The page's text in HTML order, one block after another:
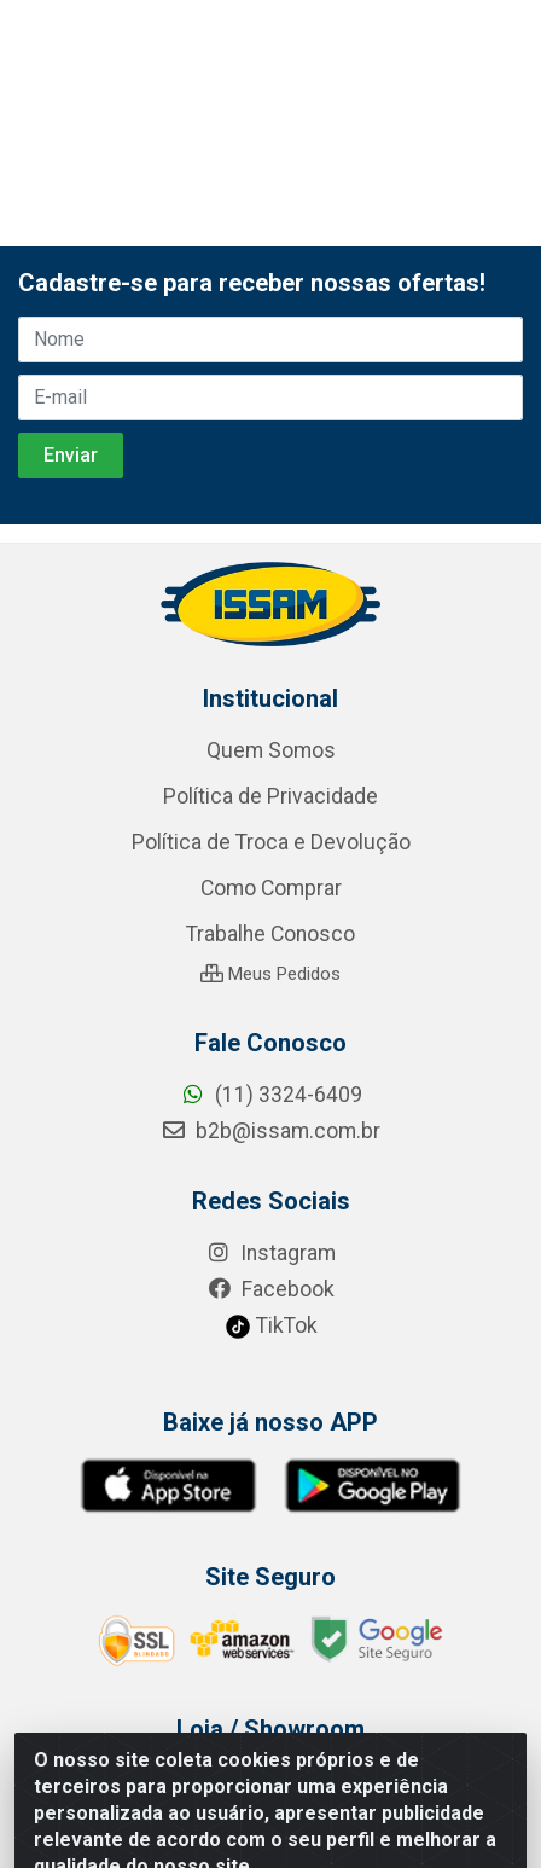
O nosso site coleta cookies próprios e de
terceiros para proporcionar uma experiência
personalizada ao usuário, apresentar publicidade
relevante de acordo com o seu perfil e melhorar a
Cadastre-se para receber nossas ofertas!
Institucional
Quem Somos
Política de Privacidade
Política de Troca e Devolução
Como Comprar
Trabalhe Conosco
Meus Pedidos
Fale Conosco
(11) 3324-6409
b2b@issam.com.br
Redes Sociais
Instagram
Facebook
TikTok
Baixe já nosso APP
Site Seguro
Loja / Showroom
Tel.: (11) 3314 6400
Av Vautier, 468 - Pari - São Paulo/SP